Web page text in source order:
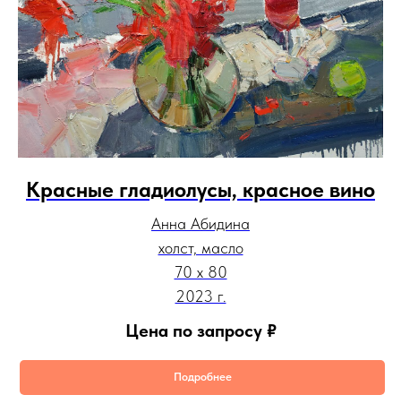
Красные гладиолусы, красное вино
Анна Абидина
холст, масло
70 х 80
2023 г.
Цена по запросу ₽
Подробнее